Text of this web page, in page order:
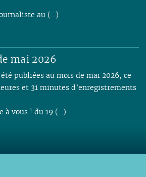
au (…)
mai 2026
publiées au mois de mai 2026, ce
et 31 minutes d’enregistrements
à vous ! du 19 (…)